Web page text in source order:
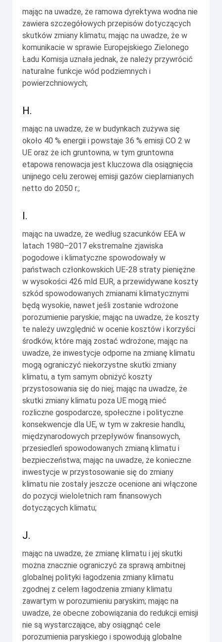
mając na uwadze, że ramowa dyrektywa wodna nie
zawiera szczegółowych przepisów dotyczących
skutków zmiany klimatu; mając na uwadze, że w
komunikacie w sprawie Europejskiego Zielonego
Ładu Komisja uznała jednak, że należy przywrócić
naturalne funkcje wód podziemnych i
powierzchniowych;
H.
mając na uwadze, że w budynkach zużywa się
około 40 % energii i powstaje 36 % emisji CO 2 w
UE oraz że ich gruntowna, w tym gruntowna
etapowa renowacja jest kluczowa dla osiągnięcia
unijnego celu zerowej emisji gazów cieplarnianych
netto do 2050 r.;
I.
mając na uwadze, że według szacunków EEA w
latach 1980–2017 ekstremalne zjawiska
pogodowe i klimatyczne spowodowały w
państwach członkowskich UE-28 straty pieniężne
w wysokości 426 mld EUR, a przewidywane koszty
szkód spowodowanych zmianami klimatycznymi
będą wysokie, nawet jeśli zostanie wdrożone
porozumienie paryskie; mając na uwadze, że koszty
te należy uwzględnić w ocenie kosztów i korzyści
środków, które mają zostać wdrożone; mając na
uwadze, że inwestycje odporne na zmianę klimatu
mogą ograniczyć niekorzystne skutki zmiany
klimatu, a tym samym obniżyć koszty
przystosowania się do niej; mając na uwadze, że
skutki zmiany klimatu poza UE mogą mieć
rozliczne gospodarcze, społeczne i polityczne
konsekwencje dla UE, w tym w zakresie handlu,
międzynarodowych przepływów finansowych,
przesiedleń spowodowanych zmianą klimatu i
bezpieczeństwa; mając na uwadze, że konieczne
inwestycje w przystosowanie się do zmiany
klimatu nie zostały jeszcze ocenione ani włączone
do pozycji wieloletnich ram finansowych
dotyczących klimatu;
J.
mając na uwadze, że zmianę klimatu i jej skutki
można znacznie ograniczyć za sprawą ambitnej
globalnej polityki łagodzenia zmiany klimatu
zgodnej z celem łagodzenia zmiany klimatu
zawartym w porozumieniu paryskim; mając na
uwadze, że obecne zobowiązania do redukcji emisji
nie są wystarczające, aby osiągnąć cele
porozumienia paryskiego i spowodują globalne